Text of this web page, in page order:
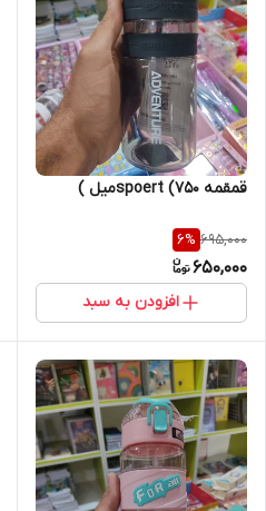
قمقمه spoert (750میل )
695,000
6%
650,000
افزودن به سبد